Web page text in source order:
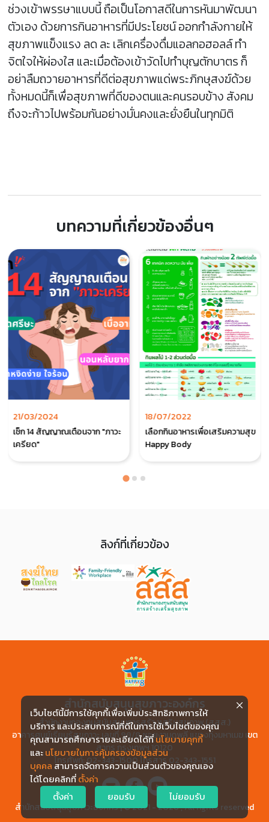
ช่วงเข้าพรรษาแบบนี้ ถือเป็นโอกาสดีในการหันมาพัฒนา
ตัวเอง ด้วยการกินอาหารที่มีประโยชน์ ออกกำลังกายให้
สุขภาพแข็งแรง ลด ละ เลิกเครื่องดื่มแอลกอฮอลล์ ทำ
จิตใจให้ผ่องใส และเมื่อต้องเข้าวัดไปทำบุญตักบาตร ก็
อย่าลืมถวายอาหารที่ดีต่อสุขภาพแด่พระภิกษุสงฆ์ด้วย
ทั้งหมดนี้ก็เพื่อสุขภาพที่ดีของตนและคนรอบข้าง สังคม
ถึงจะก้าวไปพร้อมกันอย่างมั่นคงและยั่งยืนในทุกมิติ
บทความที่เกี่ยวข้องอื่นๆ
21/03/2024
เช็ก 14 สัญญาณเตือนจาก "ภาวะ
เครียด"
18/07/2022
เลือกกินอาหารเพื่อเสริมความสุข
Happy Body
ลิงก์ที่เกี่ยวข้อง
สำนักสนับสนุนสุขภาวะองค์กร
สำนักงานกองทุนสนับสนุนการสร้างเสริมสุขภาพ (สสส.)
อาคารศูนย์เรียนรู้สุขภาวะ เลขที่ 99/8 ซอยงามดูพลี แขวงทุ่งมหาเมฆ เขต
สาทร กรุงเทพฯ 10120
โทรศัพท์: 02-343-1500 โทรสาร 02-343-1551
สำนักสนับสนุนสุขภาวะองค์กร | © 2021 - 2026 , All rights reserved
เว็บไซต์นี้มีการใช้คุกกี้เพื่อเพิ่มประสิทธิภาพการให้
บริการ และประสบการณ์ที่ดีในการใช้เว็บไซต์ของคุณ
คุณสามารถศึกษารายละเอียดได้ที่นโยบายคุกกี้
และนโยบายในการคุ้มครองข้อมูลส่วน
บุคคล สามารถจัดการความเป็นส่วนตัวของคุณเอง
ได้โดยคลิกที่ตั้งค่า
ตั้งค่า
ยอมรับ ไม่ยอมรับ